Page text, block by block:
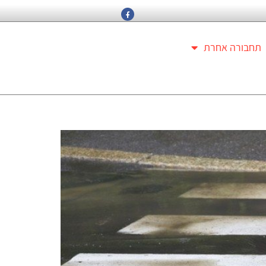
תחבורה אחרת